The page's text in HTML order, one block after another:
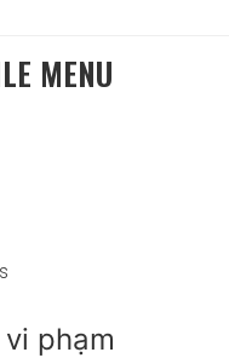
MENU
phạm